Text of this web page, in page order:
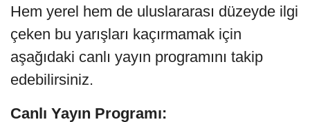
Hem yerel hem de uluslararası düzeyde ilgi
çeken bu yarışları kaçırmamak için
aşağıdaki canlı yayın programını takip
edebilirsiniz.
Canlı Yayın Programı: